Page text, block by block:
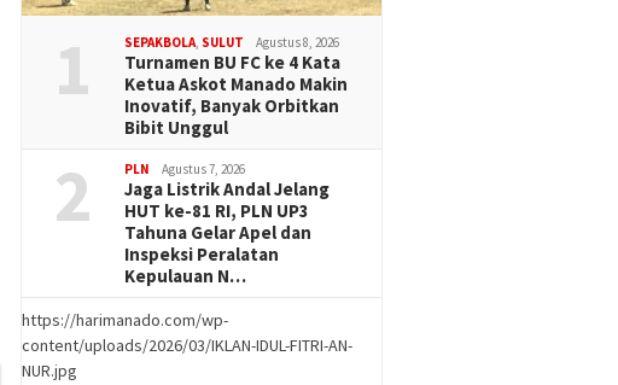
1 SEPAKBOLA SULUT Agustus 8, 2026
Turnamen BU FC ke 4 Kata
Ketua Askot Manado Makin
Inovatif, Banyak Orbitkan
Bibit Unggul
2 PLN Agustus 7, 2026
Jaga Listrik Andal Jelang
HUT ke-81 RI, PLN UP3
Tahuna Gelar Apel dan
Inspeksi Peralatan
Kepulauan N…
https://harimanado.com/wp-
content/uploads/2026/03/IKLAN-IDUL-FITRI-AN-
NUR.jpg